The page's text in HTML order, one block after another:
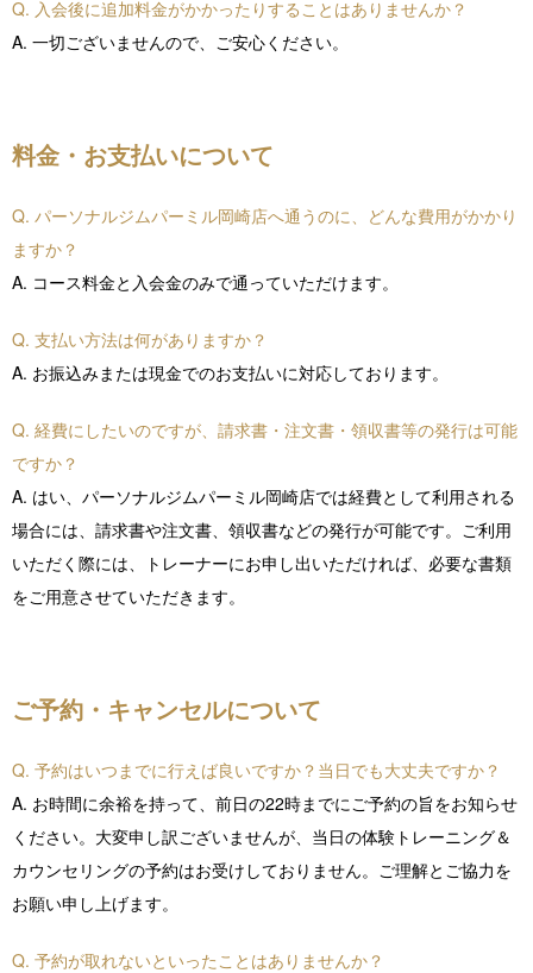
Q. 入会後に追加料金がかかったりすることはありませんか？
A. 一切ございませんので、ご安心ください。
料金・お支払いについて
Q. パーソナルジムパーミル岡崎店へ通うのに、どんな費用がかかり
ますか？
A. コース料金と入会金のみで通っていただけます。
Q. 支払い方法は何がありますか？
A. お振込みまたは現金でのお支払いに対応しております。
Q. 経費にしたいのですが、請求書・注文書・領収書等の発行は可能
ですか？
A. はい、パーソナルジムパーミル岡崎店では経費として利用される
場合には、請求書や注文書、領収書などの発行が可能です。ご利用
いただく際には、トレーナーにお申し出いただければ、必要な書類
をご用意させていただきます。
ご予約・キャンセルについて
Q. 予約はいつまでに行えば良いですか？当日でも大丈夫ですか？
A. お時間に余裕を持って、前日の22時までにご予約の旨をお知らせ
ください。大変申し訳ございませんが、当日の体験トレーニング＆
カウンセリングの予約はお受けしておりません。ご理解とご協力を
お願い申し上げます。
Q. 予約が取れないといったことはありませんか？